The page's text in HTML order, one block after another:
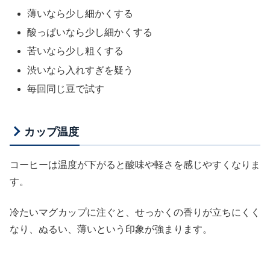
薄いなら少し細かくする
酸っぱいなら少し細かくする
苦いなら少し粗くする
渋いなら入れすぎを疑う
毎回同じ豆で試す
カップ温度
コーヒーは温度が下がると酸味や軽さを感じやすくなりま
す。
冷たいマグカップに注ぐと、せっかくの香りが立ちにくく
なり、ぬるい、薄いという印象が強まります。